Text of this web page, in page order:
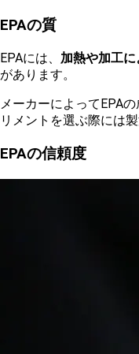
EPAの質
EPAには、 加熱や加工
があります。
メーカーによってEPA
リメントを選ぶ際には
EPAの信頼度